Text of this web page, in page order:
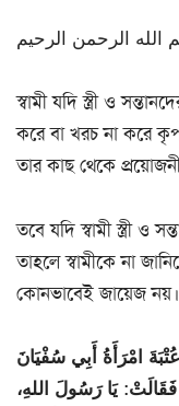
الله الرحمن الرحيم
স্বামী যদি স্ত্রী ও
করে বা খরচ না করে
তার কাছ থেকে
তবে যদি স্বামী স্ত্রী
তাহলে স্বামীকে না
কোনভাবেই জায়েজ নয়।
امْرَأَةُ أَبِي سُفْيَانَ
يَا رَسُولَ اللهِ،